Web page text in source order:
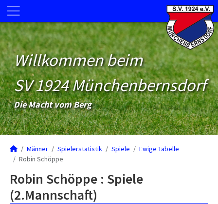
Willkommen beim
SV 1924 Münchenbernsdorf
Die Macht vom Berg
Männer Spielerstatistik Spiele
Ewige Tabelle
Robin Schöppe
Robin Schöppe : Spiele
(2.Mannschaft)